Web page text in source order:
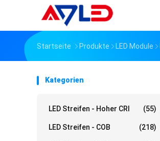
Startseite Produkte LED Module
Kategorien
LED Streifen - Hoher CRI (55)
LED Streifen - COB (218)